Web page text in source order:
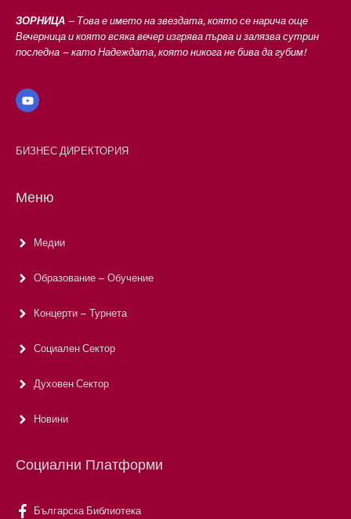
ЗОРНИЦА – Това е името на звездата, която се нарича още
Вечерница и която всяка вечер изгрява първа и залязва сутрин
последна – като Надеждата, която никога не бива да губим!
БИЗНЕС ДИРЕКТОРИЯ
Меню
Медии
Образование – Обучение
Концерти – Турнета
Социален Сектор
Духовен Сектор
Новини
Социални Платформи
Българска Библиотека